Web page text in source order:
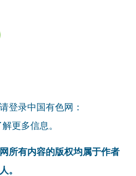
登录中国有色网：
解更多信息。
所有内容的版权均属于作者
。